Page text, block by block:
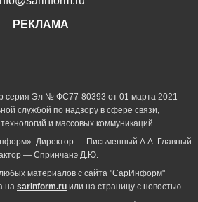
РЕКЛАМА
серия Эл № ФС77-80393 от 01 марта 2021
службой по надзору в сфере связи,
и массовых коммуникаций.
Директор — Письменный А.А. Главный
— Спринчанэ Д.Ю.
материалов с сайта "СарИнформ"
на sarinform.ru или на страницу с новостью.